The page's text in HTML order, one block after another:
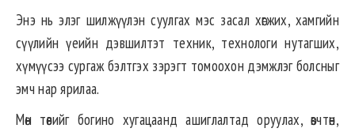
Энэ нь элэг шилжүүлэн суулгах мэс засал хөгжих, хамгийн
сүүлийн үеийн дэвшилтэт техник, технологи нутагших,
хүмүүсээ сургаж бэлтгэх зэрэгт томоохон дэмжлэг болсныг
эмч нар ярилаа.
Мөн төвийг богино хугацаанд ашиглалтад оруулах, өвчтөн,